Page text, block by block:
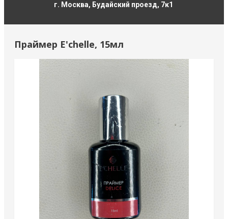
г. Москва, Будайский проезд, 7к1
Праймер E'chelle, 15мл